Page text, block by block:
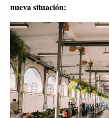
nueva situación: